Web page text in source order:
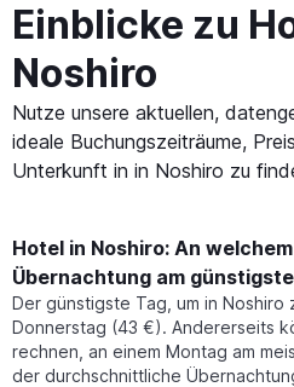
Einblicke zu
Noshiro
Nutze unsere aktuellen,
ideale Buchungszeiträume,
Unterkunft in in Noshiro zu
Hotel in Noshiro: An
Übernachtung am
Der günstigste Tag, um in Noshiro
Donnerstag (43 €). Andererseits
rechnen, an einem Montag am
der durchschnittliche